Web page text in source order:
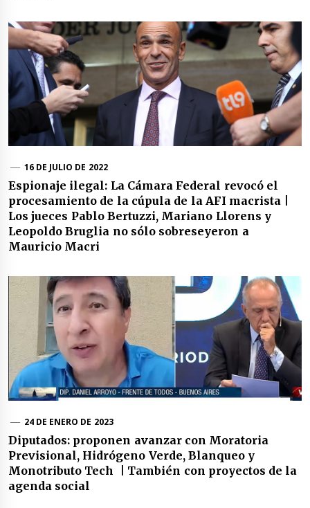
16 DE JULIO DE 2022
Espionaje ilegal: La Cámara Federal revocó el
procesamiento de la cúpula de la AFI macrista |
Los jueces Pablo Bertuzzi, Mariano Llorens y
Leopoldo Bruglia no sólo sobreseyeron a
Mauricio Macri
24 DE ENERO DE 2023
Diputados: proponen avanzar con Moratoria
Previsional, Hidrógeno Verde, Blanqueo y
Monotributo Tech | También con proyectos de la
agenda social